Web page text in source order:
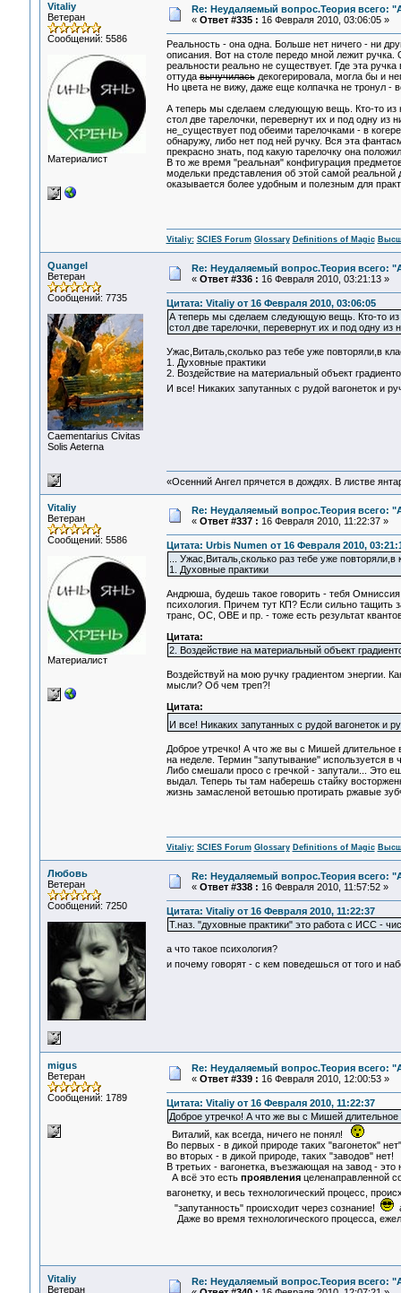
Vitaliy
Ветеран
Сообщений: 5586
Материалист
Re: Неудаляемый вопрос.Теория всего:
« Ответ #335 : 16 Февраля 2010, 03:06:05 »
Реальность - она одна. Больше нет ничего - ни
описания. Вот на столе передо мной лежит
реальности реально не существует. Где эта
оттудавычучиласьдекогерировала, могла бы и
Но цвета не вижу, даже еще колпачка не тронул -
А теперь мы сделаем следующую вещь. Кто-то из
стол две тарелочки, перевернут их и под одну из
не_существует под обеими тарелочками - в
обнаружу, либо нет под ней ручку. Вся эта
прекрасно знать, под какую тарелочку она
В то же время "реальная" конфигурация
модельки представления об этой самой реальной
оказывается более удобным и полезным для
Vitaliy: SCIES Forum Glossary Definitions of Magic
Quangel
Ветеран
Сообщений: 7735
Сaementarius Civitas
Solis Aeterna
Re: Неудаляемый вопрос.Теория всего:
« Ответ #336 : 16 Февраля 2010, 03:21:13 »
Цитата: Vitaliy от 16 Февраля 2010, 03:06:05
А теперь мы сделаем следующую вещь. Кто-то
стол две тарелочки, перевернут их и под одну из
Ужас,Виталь,сколько раз тебе уже повторяли,в
1. Духовные практики
2. Воздействие на материальный объект
И все! Никаких запутанных с рудой вагонеток и
«Осенний Ангел прячется в дождях. В листве
Vitaliy
Ветеран
Сообщений: 5586
Материалист
Re: Неудаляемый вопрос.Теория всего:
« Ответ #337 : 16 Февраля 2010, 11:22:37 »
Цитата: Urbis Numen от 16 Февраля 2010,
... Ужас,Виталь,сколько раз тебе уже
1. Духовные практики
Андрюша, будешь такое говорить - тебя
психология. Причем тут КП? Если сильно тащить
транс, ОС, ОВЕ и пр. - тоже есть результат
Цитата:
2. Воздействие на материальный объект
Воздействуй на мою ручку градиентом энергии.
мысли? Об чем треп?!
Цитата:
И все! Никаких запутанных с рудой вагонеток и
Доброе утречко! А что же вы с Мишей длительное
на неделе. Термин "запутывание" используется
Либо смешали просо с гречкой - запутали... Это
выдал. Теперь ты там наберешь стайку
жизнь замасленой ветошью протирать ржавые
Vitaliy: SCIES Forum Glossary Definitions of Magic
Любовь
Ветеран
Сообщений: 7250
Re: Неудаляемый вопрос.Теория всего:
« Ответ #338 : 16 Февраля 2010, 11:57:52 »
Цитата: Vitaliy от 16 Февраля 2010, 11:22:37
Т.наз. "духовные практики" это работа с ИСС -
а что такое психология?
и почему говорят - с кем поведешься от того и
migus
Ветеран
Сообщений: 1789
Re: Неудаляемый вопрос.Теория всего:
« Ответ #339 : 16 Февраля 2010, 12:00:53 »
Цитата: Vitaliy от 16 Февраля 2010, 11:22:37
Доброе утречко! А что же вы с Мишей
Виталий, как всегда, ничего не понял!
Во первых - в дикой природе таких "вагонеток" нет"
во вторых - в дикой природе, таких "заводов" нет!
В третьих - вагонетка, въезжающая на завод -
А всё это есть проявленияцеленаправленной
вагонетку, и весь технологический процесс,
"запутанность" происходит через сознание!
а
Даже во время технологического процесса,
Vitaliy
Ветеран
Re: Неудаляемый вопрос.Теория всего: